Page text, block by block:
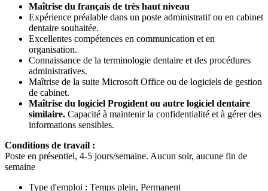
Maîtrise du français de très haut niveau
Expérience préalable dans un poste administratif ou en cabinet
dentaire souhaitée.
Excellentes compétences en communication et en
organisation.
Connaissance de la terminologie dentaire et des procédures
administratives.
Maîtrise de la suite Microsoft Office ou de logiciels de gestion
de cabinet.
Maîtrise du logiciel Progident ou autre logiciel dentaire
similaire. Capacité à maintenir la confidentialité et à gérer des
informations sensibles.
Conditions de travail :
Poste en présentiel, 4-5 jours/semaine. Aucun soir, aucune fin de
semaine
Type d'emploi : Temps plein, Permanent